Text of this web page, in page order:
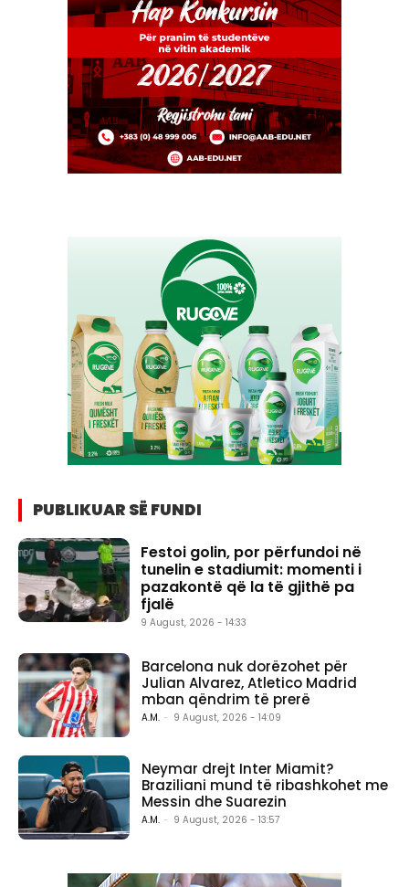
PUBLIKUAR SË FUNDI
Festoi golin, por përfundoi në
tunelin e stadiumit: momenti i
pazakontë që la të gjithë pa
fjalë
9 August, 2026 - 14:33
Barcelona nuk dorëzohet për
Julian Alvarez, Atletico Madrid
mban qëndrim të prerë
A.M. - 9 August, 2026 - 14:09
Neymar drejt Inter Miamit?
Braziliani mund të ribashkohet me
Messin dhe Suarezin
A.M. - 9 August, 2026 - 13:57